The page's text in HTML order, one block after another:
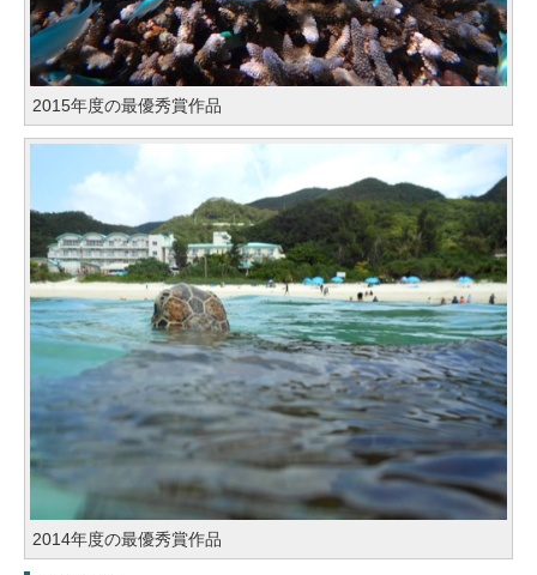
2015年度の最優秀賞作品
2014年度の最優秀賞作品